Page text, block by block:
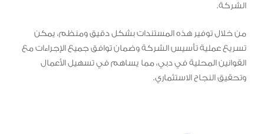
الشركة.
من خلال توفير هذه المستندات بشكل دقيق ومنظم، يمكن
تسريع عملية تأسيس الشركة وضمان توافق جميع الإجراءات مع
القوانين المحلية في دبي، مما يساهم في تسهيل الأعمال
وتحقيق النجاح الاستثماري.